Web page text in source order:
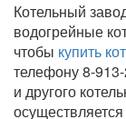
Котельный
водогрейные
чтобы купить
телефону 8-
и другого